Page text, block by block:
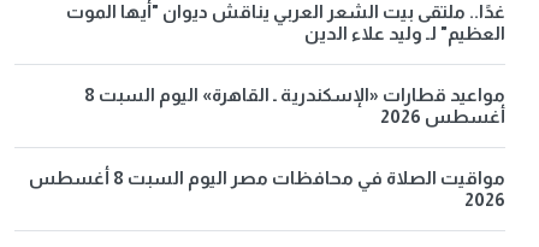
غدًا.. ملتقى بيت الشعر العربي يناقش ديوان "أيها الموت
العظيم" لـ وليد علاء الدين
مواعيد قطارات «الإسكندرية ـ القاهرة» اليوم السبت 8
أغسطس 2026
مواقيت الصلاة في محافظات مصر اليوم السبت 8 أغسطس
2026